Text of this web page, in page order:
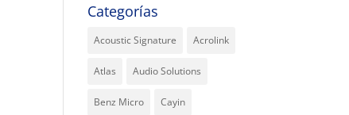
Categorías
Acoustic Signature Acrolink
Atlas Audio Solutions
Benz Micro Cayin